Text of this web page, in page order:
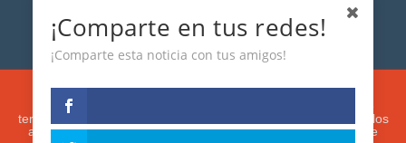
Esta web usa cookies analíticas y publicitarias (propias y de
terceros) para analizar el tráfico y personalizar el contenido y los
anuncios que le mostremos de acuerdo con su navegación e
¡Comparte en tus redes!
¡Comparte esta noticia con tus amigos!